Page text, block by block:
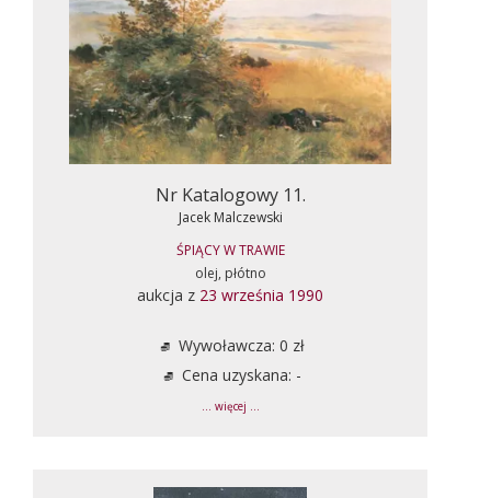
Nr Katalogowy 11.
Jacek Malczewski
ŚPIĄCY W TRAWIE
olej, płótno
aukcja z 23 września 1990
Wywoławcza: 0 zł
Cena uzyskana: -
... więcej ...